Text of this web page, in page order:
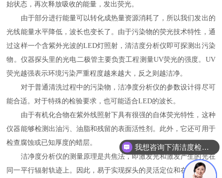
始状态，再次释放吸收的能量，发出荧光。
由于部分进行能量可以转化成热量资源消耗了，所以我们发出的
光线能量水平降低，波长也变长了。由于污染物的荧光技术特性，通
过这样一个含紫外光波的LED灯照射，清洁度分析仪即可探测出污染
物。仪器探头里的光电二极管主要负责工程测量UV荧光的强度。UV
荧光越强表示环境污染严重程度越来越大，反之则越洁净。
对于普通清洗过程中的污染物，洁净度分析仪的参数设计得尽可
能合适。对于特殊的检验要求，也可能适合LED的波长。
由于有机化合物在紫外线照射下具有很强的自体荧光特性，这种
仪器能够检测出油污、油脂和残留的表面活性剂。此外，它还可用于
检查腐蚀或已知厚度的蜡层。
洁净度分析仪的测量原理是共焦法，即激发光和激发产生的光在
同一平行辐射轨迹上。因此，易于实现探头的灵活定位和在线测量。
我想咨询下清洁度检测设备